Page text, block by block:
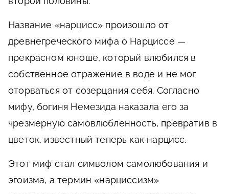
Название «нарцисс» произошло от
древнегреческого мифа о Нарциссе —
прекрасном юноше, который влюбился в
собственное отражение в воде и не мог
оторваться от созерцания себя. Согласно
мифу, богиня Немезида наказала его за
чрезмерную самовлюбленность, превратив в
цветок, известный теперь как нарцисс.
Этот миф стал символом самолюбования и
эгоизма, а термин «нарциссизм»